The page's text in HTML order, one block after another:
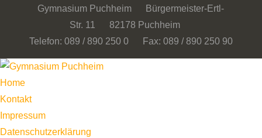
Gymnasium Puchheim Bürgermeister-Ertl-
Str. 11 82178 Puchheim
Telefon: 089 / 890 250 0 Fax: 089 / 890 250 90
Home
Kontakt
Impressum
Datenschutzerklärung